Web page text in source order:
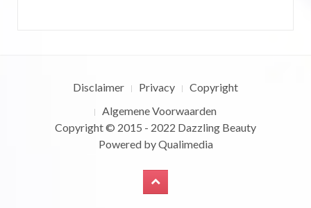
Disclaimer Privacy
Copyright
Algemene Voorwaarden
Copyright © 2015 - 2022 Dazzling Beauty
Powered byQualimedia